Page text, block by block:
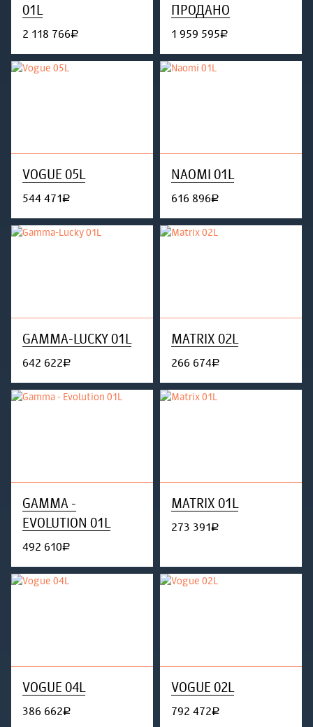
01L
2 118 766руб.
ПРОДАНО
1 959 595руб.
VOGUE 05L
544 471руб.
NAOMI 01L
616 896руб.
GAMMA-LUCKY 01L
642 622руб.
MATRIX 02L
266 674руб.
GAMMA -
EVOLUTION 01L
492 610руб.
MATRIX 01L
273 391руб.
VOGUE 04L
386 662руб.
VOGUE 02L
792 472руб.